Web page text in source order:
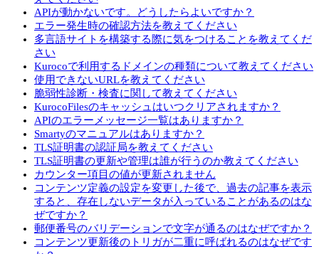
APIが動かないです。どうしたらよいですか？
エラー発生時の確認方法を教えてください
多言語サイトを構築する際に気をつけることを教えてくだ
さい
Kurocoで利用するドメインの種類について教えてください
使用できないURLを教えてください
脆弱性診断・検査に関して教えてください
KurocoFilesのキャッシュはいつクリアされますか？
APIのエラーメッセージ一覧はありますか？
Smartyのマニュアルはありますか？
TLS証明書の認証局を教えてください
TLS証明書の更新や管理は誰が行うのか教えてください
カウンター項目の値が更新されません
コンテンツ定義の設定を変更した後で、過去の記事を表示
すると、存在しないデータが入っていることがあるのはな
ぜですか？
郵便番号のバリデーションで文字が通るのはなぜですか？
コンテンツ更新後のトリガが二重に呼ばれるのはなぜです